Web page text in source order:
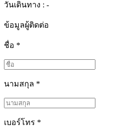
วันเดินทาง : -
ข้อมูลผู้ติดต่อ
ชื่อ *
นามสกุล *
เบอร์โทร *